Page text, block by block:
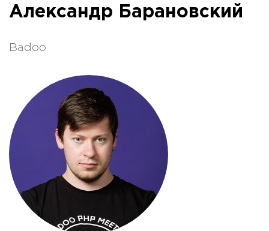
Александр Барановский
Badoo